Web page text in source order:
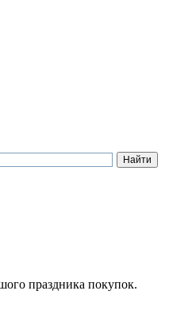
праздника покупок.